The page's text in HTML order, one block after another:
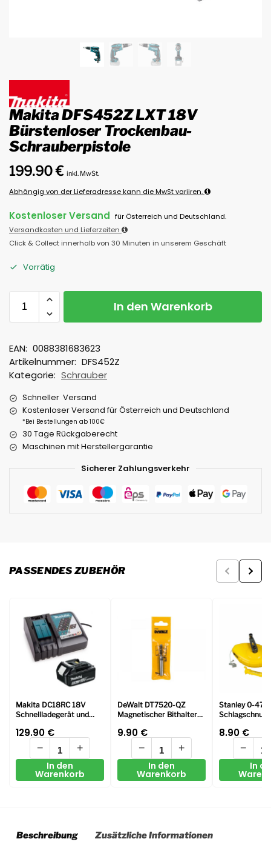
Makita DFS452Z LXT 18V
Bürstenloser Trockenbau-
Schrauberpistole
199.90€ inkl. MwSt.
Abhängig von der Lieferadresse kann die MwSt variiren.
Kostenloser Versand für Österreich und Deutschland.
Versandkosten und Lieferzeiten
Click & Collect innerhalb von 30 Minuten in unserem Geschäft
Vorrätig
In den Warenkorb
EAN: 0088381683623
Artikelnummer: DFS452Z
Kategorie: Schrauber
Schneller Versand
Kostenloser Versand für Österreich und Deutschland
*Bei Bestellungen ab 100€
30 Tage Rückgaberecht
Maschinen mit Herstellergarantie
Sicherer Zahlungsverkehr
PASSENDES ZUBEHÖR
Makita DC18RC 18V
Schnellladegerät und
Batterie
129.90 €
−
+
In den
Warenkorb
DeWalt DT7520-QZ
Magnetischer Bithalter
Trockenbauschraubendr
9.90 €
−
+
In den
Warenkorb
Stanley 0-47-
Schlagschnur-
Kreide
8.90 €
−
In
Beschreibung Zusätzliche Informationen